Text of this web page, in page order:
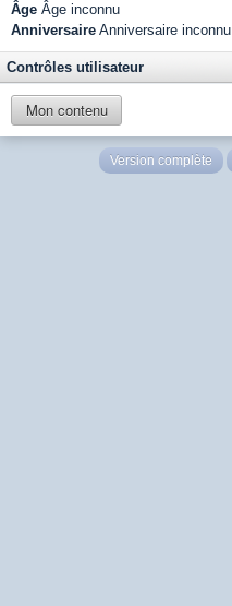
Âge Âge inconnu
Anniversaire Anniversaire inconnu
Contrôles utilisateur
Mon contenu
Version complète